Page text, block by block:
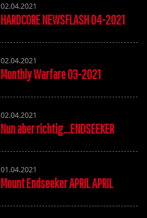
02.04.2021
HARDCORE NEWSFLASH 04-2021
02.04.2021
Monthly Warfare 03-2021
02.04.2021
Nun aber richtig...ENDSEEKER
01.04.2021
Mount Endseeker APRIL APRIL